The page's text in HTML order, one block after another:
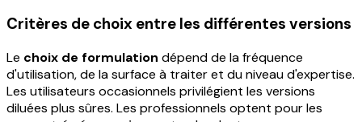
Critères de choix entre les différentes versions
Le choix de formulation dépend de la fréquence
d'utilisation, de la surface à traiter et du niveau d'expertise.
Les utilisateurs occasionnels privilégient les versions
diluées plus sûres. Les professionnels optent pour les